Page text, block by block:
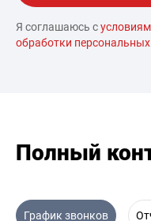
Я соглашаюсь с
обработки
Полный
График звонков